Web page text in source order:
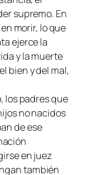
supremo. En
morir, lo que
ejerce la
y la muerte
bien y del mal,
los padres que
no nacidos
de ese
en juez
también